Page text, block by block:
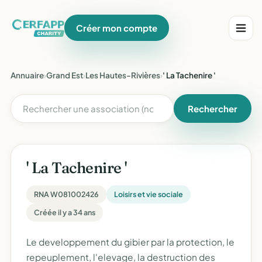
Créer mon compte
Annuaire›Grand Est›Les Hautes-Rivières›' La Tachenire '
Rechercher
' La Tachenire '
RNA W081002426
Loisirs et vie sociale
Créée il y a 34 ans
Le developpement du gibier par la protection, le
repeuplement, l'elevage, la destruction des